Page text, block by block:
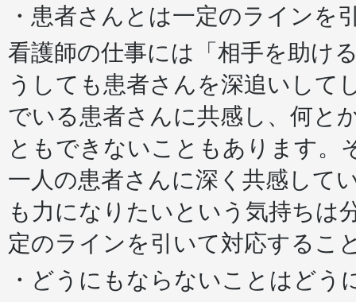
・患者さんとは一定のラインを
看護師の仕事には「相手を助け
うしても患者さんを深追いして
でいる患者さんに共感し、何と
ともできないこともあります。
一人の患者さんに深く共感して
も力になりたいという気持ちは
定のラインを引いて対応するこ
・どうにもならないことはど